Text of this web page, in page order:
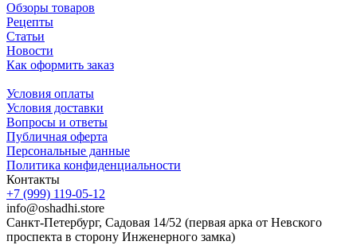
Обзоры товаров
Рецепты
Статьи
Новости
Как оформить заказ
Условия оплаты
Условия доставки
Вопросы и ответы
Публичная оферта
Персональные данные
Политика конфиденциальности
Контакты
+7 (999) 119-05-12
info@oshadhi.store
Санкт-Петербург, Садовая 14/52 (первая арка от Невского
проспекта в сторону Инженерного замка)